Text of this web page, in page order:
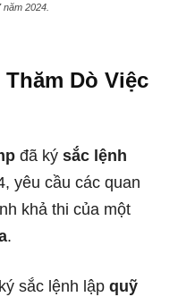
2024.
Dò Việc
đã ký sắc lệnh
yêu cầu các quan
khả thi của một
.
sắc lệnh lập quỹ